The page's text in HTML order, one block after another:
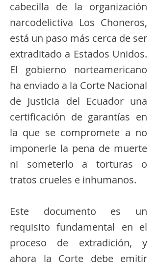
cabecilla de la organización
narcodelictiva Los Choneros,
está un paso más cerca de ser
extraditado a Estados Unidos.
El gobierno norteamericano
ha enviado a la Corte Nacional
de Justicia del Ecuador una
certificación de garantías en
la que se compromete a no
imponerle la pena de muerte
ni someterlo a torturas o
tratos crueles e inhumanos.
Este documento es un
requisito fundamental en el
proceso de extradición, y
ahora la Corte debe emitir